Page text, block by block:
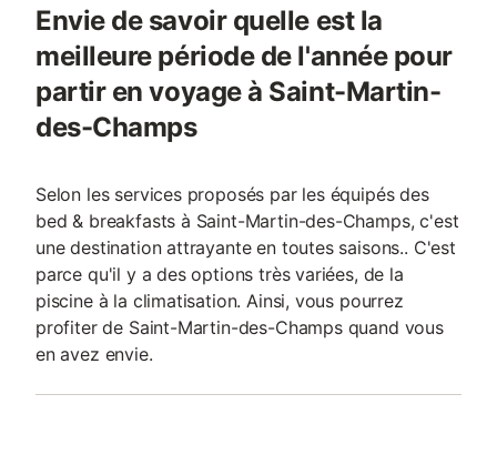
Envie de savoir quelle est la
meilleure période de l'année pour
partir en voyage à Saint-Martin-
des-Champs
Selon les services proposés par les équipés des
bed & breakfasts à Saint-Martin-des-Champs, c'est
une destination attrayante en toutes saisons.. C'est
parce qu'il y a des options très variées, de la
piscine à la climatisation. Ainsi, vous pourrez
profiter de Saint-Martin-des-Champs quand vous
en avez envie.